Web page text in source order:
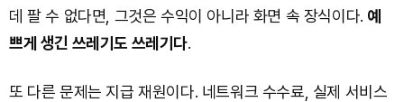
데 팔 수 없다면, 그것은 수익이 아니라 화면 속 장식이다. 예
쁘게 생긴 쓰레기도 쓰레기다.
또 다른 문제는 지급 재원이다. 네트워크 수수료, 실제 서비스